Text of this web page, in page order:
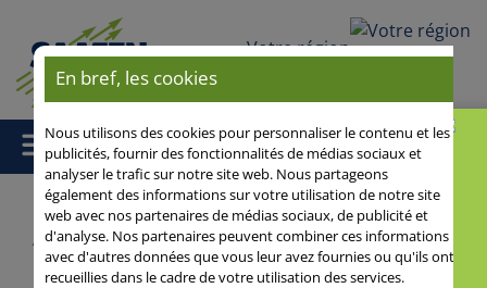
Votre région
Accueil//Cultiver l’avance hybride/ 30 ans d'expertise en blé
hybride
En bref, les cookies
Nous utilisons des cookies pour personnaliser le contenu et les
publicités, fournir des fonctionnalités de médias sociaux et
analyser le trafic sur notre site web. Nous partageons
également des informations sur votre utilisation de notre site
web avec nos partenaires de médias sociaux, de publicité et
d'analyse. Nos partenaires peuvent combiner ces informations
avec d'autres données que vous leur avez fournies ou qu'ils ont
recueillies dans le cadre de votre utilisation des services.